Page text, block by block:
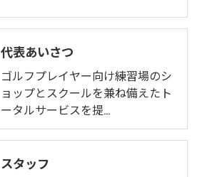
代表あいさつ
ゴルフプレイヤー向け練習場のシ
ョップとスクールを兼ね備えたト
ータルサービスを提…
スタッフ